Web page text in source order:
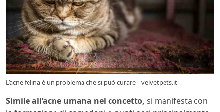
L’acne felina è un problema che si può curare – velvetpets.it
Simile all’acne umana nel concetto, si manifesta con